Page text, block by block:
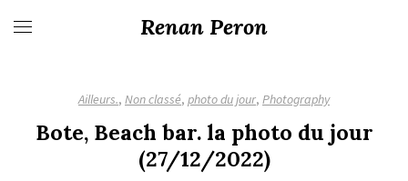
Renan Peron
Ailleurs., Non classé, photo du jour, Photography
Bote, Beach bar. la photo du jour
(27/12/2022)